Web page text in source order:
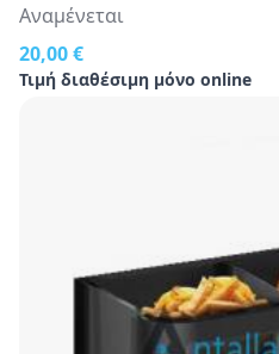
20,00 €
Τιμή διαθέσιμη μόνο online
Αναμένεται